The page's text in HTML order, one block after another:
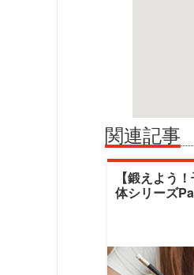
関連記事
【鍛えよう
体シリーズPart3】